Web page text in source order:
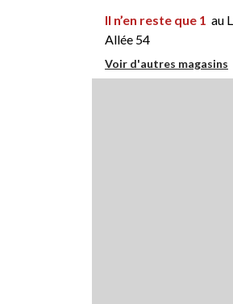
Il n’en reste que 1 au
Allée 54
Voir d'autres magasins